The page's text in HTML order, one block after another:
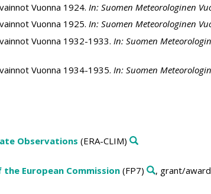
Vuonna 1924. In: Suomen Meteorologinen
Vuonna 1925. In: Suomen Meteorologinen
Vuonna 1932-1933. In: Suomen
Vuonna 1934-1935. In: Suomen
Observations (ERA-CLIM)
European Commission(FP7) , grant/